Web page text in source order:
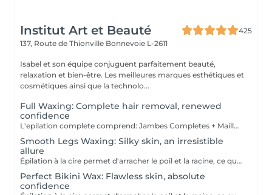
Institut Art et Beauté
425
137, Route de Thionville Bonnevoie L-2611
Isabel et son équipe conjuguent parfaitement beauté,
relaxation et bien-être. Les meilleures marques esthétiques et
cosmétiques ainsi que la technolo...
Full Waxing: Complete hair removal, renewed
confidence
L'epilation complete comprend: Jambes Completes + Maillot intégral + Aisselles + Sourcils + Duvet Épilation à la cire permet d'arracher le poil et la racine, ce qui a pour effet de ralentir la repousse de quelques semaines. De plus, le poil qui repoussera sera plus fin. L'épilation à la cire est une méthode efficace pour tous les types de poils. La cire tiède est utilisée sur la majorité des régions corporelles. Pour les régions plus sensibles, comme les aisselles et le bikini, c'est plutôt la cire chaude qui est utilisée afin de minimiser les risques d'ecchymoses dus à une traction trop forte.
Smooth Legs Waxing: Silky skin, an irresistible
allure
Épilation à la cire permet d'arracher le poil et la racine, ce qui a pour effet de ralentir la repousse de quelques semaines. De plus, le poil qui repoussera sera plus fin. L'épilation à la cire est une méthode efficace pour tous les types de poils. La cire tiède est utilisée sur la majorité des régions corporelles. Pour les régions plus sensibles, comme les aisselles et le bikini, c'est plutôt la cire chaude qui est utilisée afin de minimiser les risques d'ecchymoses dus à une traction trop forte.
Perfect Bikini Wax: Flawless skin, absolute
confidence